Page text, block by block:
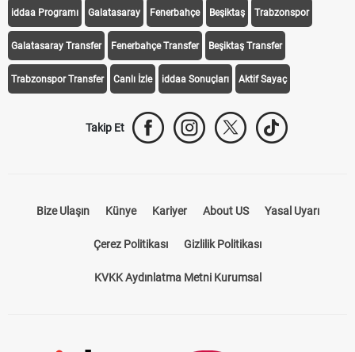
iddaa Programı Galatasaray Fenerbahçe Beşiktaş Trabzonspor
Galatasaray Transfer Fenerbahçe Transfer Beşiktaş Transfer
Trabzonspor Transfer Canlı İzle iddaa Sonuçları Aktif Sayaç
Takip Et
Bize Ulaşın Künye Kariyer About US Yasal Uyarı
Çerez Politikası Gizlilik Politikası
KVKK Aydınlatma Metni Kurumsal